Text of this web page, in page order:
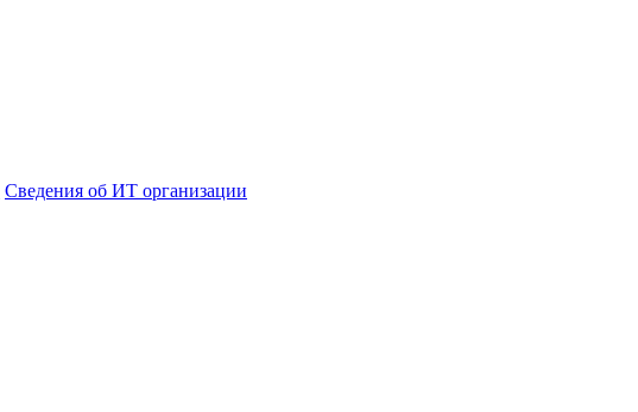
Сведения об ИТ организации